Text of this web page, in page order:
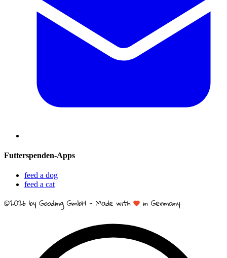
Futterspenden-Apps
feed a dog
feed a cat